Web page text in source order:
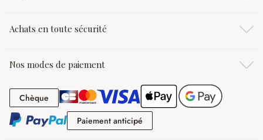
Achats en toute sécurité
Nos modes de paiement
Chèque Chèque
Paiement anticipé